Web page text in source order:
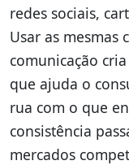
redes sociais,
Usar as mesmas
comunicação
que ajuda o
rua com o que
consistência
mercados